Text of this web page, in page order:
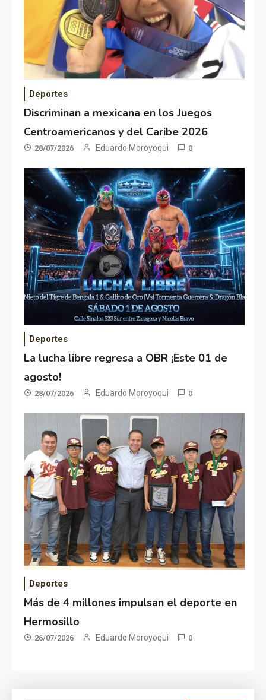
Deportes
Discriminan a mexicana en los Juegos
Centroamericanos y del Caribe 2026
28/07/2026 Eduardo Moroyoqui 0
Deportes
La lucha libre regresa a OBR ¡Este 01 de
agosto!
28/07/2026 Eduardo Moroyoqui 0
Deportes
Más de 4 millones impulsan el deporte en
Hermosillo
26/07/2026 Eduardo Moroyoqui 0